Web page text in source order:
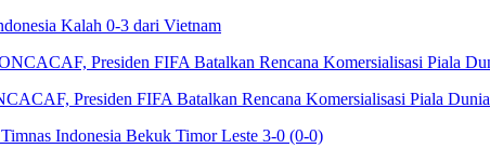
Kalah 0-3 dari Vietnam
Presiden FIFA Batalkan Rencana Komersialisasi Piala Dunia